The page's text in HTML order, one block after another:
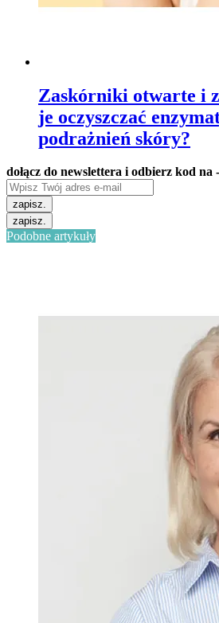
Zaskórniki otwarte i
je oczyszczać
podrażnień skóry?
dołącz do newslettera i odbierz kod na
zapisz.
zapisz.
Podobne artykuły